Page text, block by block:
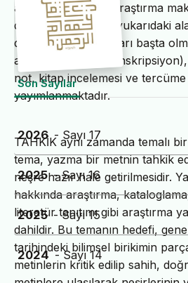
alanındaki bilimsel araştırma
dâhildir. TAHKİK’te yukarıdaki
değerlendirme yazıları başta
alfabesine nakil
not, kitap incelemesi ve
yayımlanmaktadır.
TAHKİK aynı zamanda temalı
tema, yazma bir metnin tahkik
neşre hazır hale getirilmesidir.
hakkında araştırma,
literatür tanıtımı gibi araştırma
dahildir. Bu temanın hedefi,
tarihindeki bilimsel birikimin
metinlerin kritik edilip sahih,
Son Sayılar
2026 - Sayı 17
2025 - Sayı 16
2025 - Sayı 15
2024 - Sayı 14